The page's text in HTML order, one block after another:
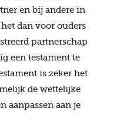
en bij andere in
dan voor ouders
partnerschap
een testament te
is zeker het
de wettelijke
aanpassen aan je